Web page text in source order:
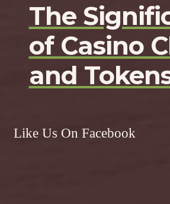
The
of Casino
and
Like Us On Facebook